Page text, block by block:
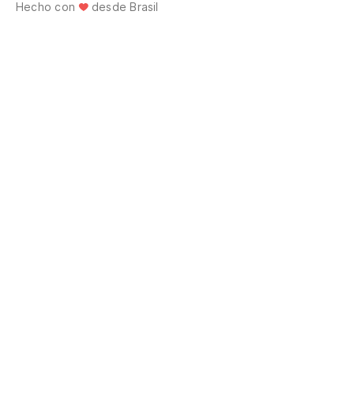
Hecho con
desde Brasil